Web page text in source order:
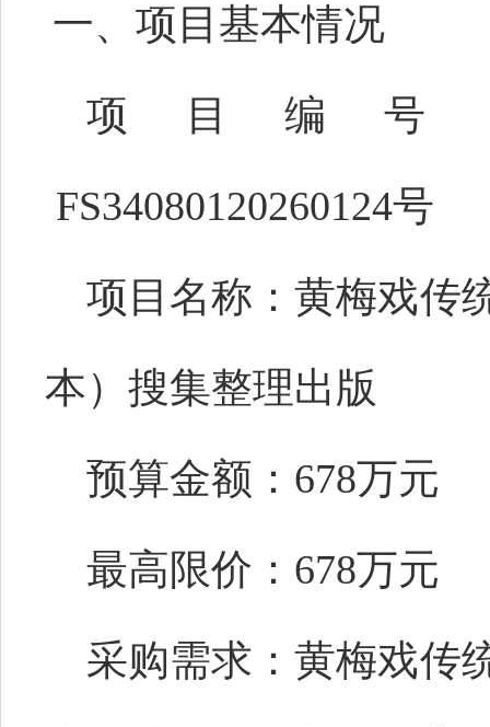
一、项目基本情况
项目编
FS34080120260124号
项目名称：黄梅戏传
本）搜集整理出版
预算金额： 678万元
最高限价： 678万元
采购需求：黄梅戏传